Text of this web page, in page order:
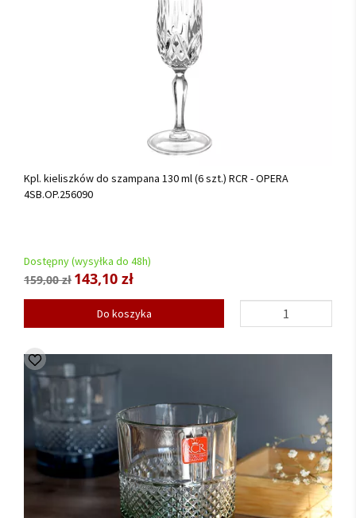
Kpl. kieliszków do szampana 130 ml (6 szt.) RCR - OPERA
4SB.OP.256090
Dostępny (wysyłka do 48h)
159,00 zł 143,10 zł
Do koszyka